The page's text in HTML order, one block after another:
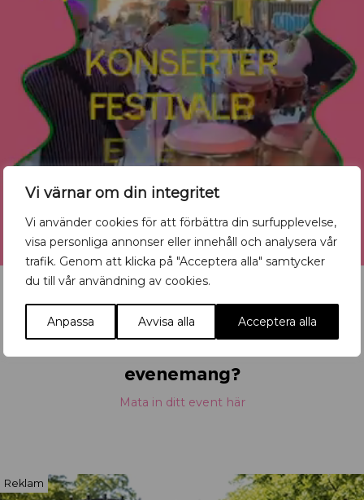
Vi värnar om din integritet
Vi använder cookies för att förbättra din surfupplevelse,
visa personliga annonser eller innehåll och analysera vår
trafik. Genom att klicka på "Acceptera alla" samtycker
du till vår användning av cookies.
Anpassa Avvisa alla Acceptera alla
Vill du synas med ditt
evenemang?
Mata in ditt event här
Reklam